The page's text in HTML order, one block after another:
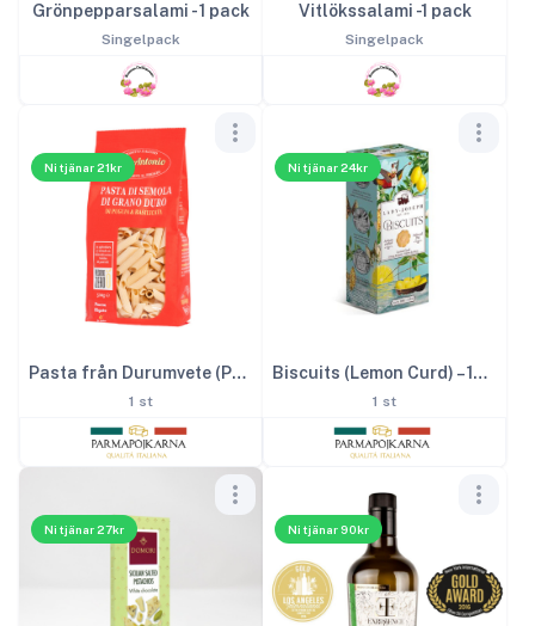
Grönpepparsalami - 1 pack
Singelpack
Vitlökssalami -1 pack
Singelpack
Ni tjänar 21kr
Pasta från Durumvete (Penne Rigate) – 500 g
1 st
Ni tjänar 24kr
Biscuits (Lemon Curd) – 100 g
1 st
Ni tjänar 27kr Ni tjänar 90kr